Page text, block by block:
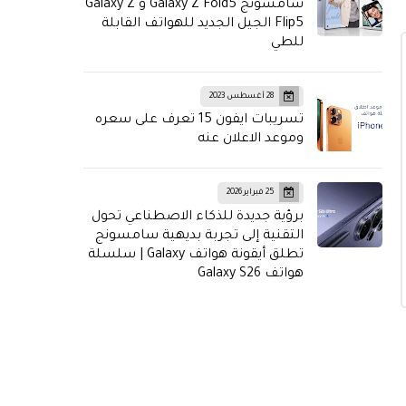
سامسونج Galaxy Z Fold5 و Galaxy Z
Flip5 الجيل الجديد للهواتف القابلة
للطي
28 أغسطس 2023
تسريبات ايفون 15 تعرف على سعره
وموعد الاعلان عنه
25 فبراير 2026
برؤية جديدة للذكاء الاصطناعي تحول
التقنية إلى تجربة بديهية سامسونج
تطلق أيقونة هواتف Galaxy | سلسلة
هواتف Galaxy S26